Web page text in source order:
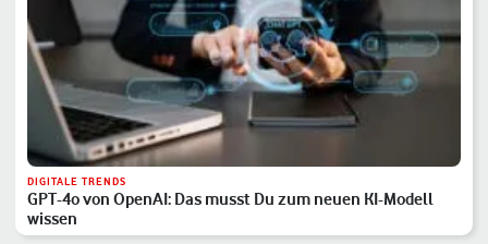
DIGITALE TRENDS
GPT-4o von OpenAI: Das musst Du zum neuen KI-Modell
wissen